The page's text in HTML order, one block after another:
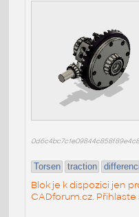
Torsen traction
Blok je k dispozici jen
CADforum.cz. Přihlaste